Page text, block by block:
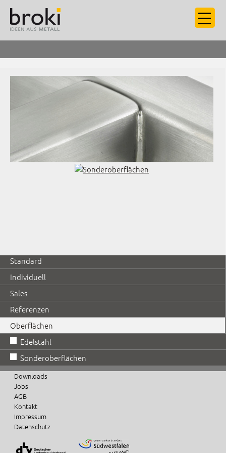
Standard
Individuell
Sales
Referenzen
Oberflächen
Edelstahl
Sonderoberflächen
Downloads
Jobs
AGB
Kontakt
Impressum
Datenschutz